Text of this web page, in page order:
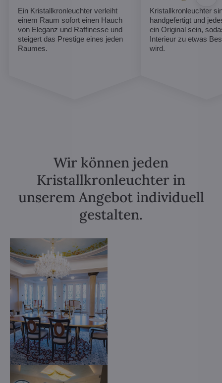
Ein Kristallkronleuchter verleiht
einem Raum sofort einen Hauch
von Eleganz und Raffinesse und
steigert das Prestige eines jeden
Raumes.
Kristallkronleuchter
handgefertigt und
ein Original sein,
Interieur zu etwas
wird.
Wir können jeden
Kristallkronleuchter in
unserem Angebot individuell
gestalten.